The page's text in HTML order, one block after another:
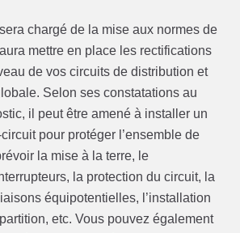
chargé de la mise aux normes de
mettre en place les rectifications
de vos circuits de distribution et
Selon ses constatations au
il peut être amené à installer un
pour protéger l’ensemble de
la mise à la terre, le
la protection du circuit, la
équipotentielles, l’installation
etc. Vous pouvez également